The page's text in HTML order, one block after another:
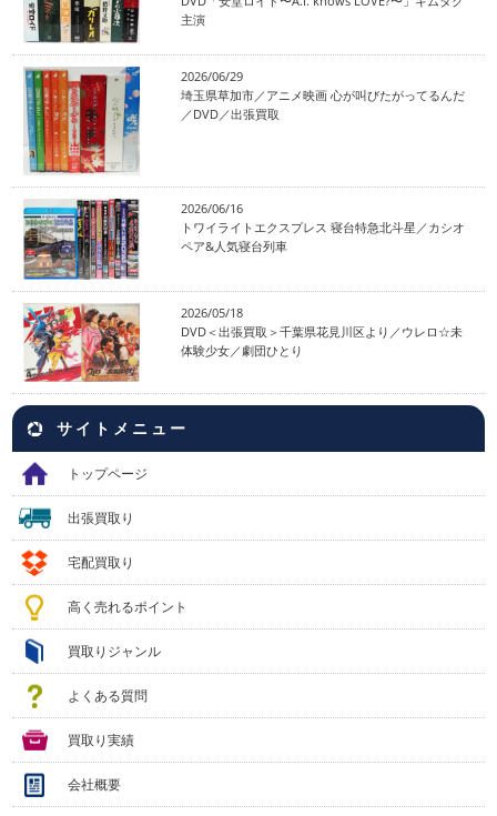
主演
2026/06/29
埼玉県草加市／アニメ映画 心が叫びたがってるんだ
／DVD／出張買取
2026/06/16
トワイライトエクスプレス 寝台特急北斗星／カシオ
ペア&人気寝台列車
2026/05/18
DVD＜出張買取＞千葉県花見川区より／ウレロ☆未
体験少女／劇団ひとり
サイトメニュー
トップページ
出張買取り
宅配買取り
高く売れるポイント
買取りジャンル
よくある質問
買取り実績
会社概要